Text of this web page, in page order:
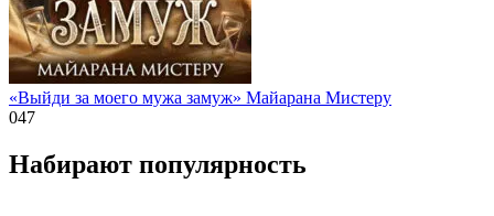
«Выйди за моего мужа замуж» Майарана Мистеру
047
Набирают популярность